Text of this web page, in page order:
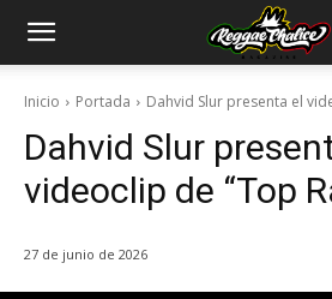
Inicio Portada Dahvid Slur presenta el
Dahvid Slur
videoclip de “Top
27 de junio de 2026